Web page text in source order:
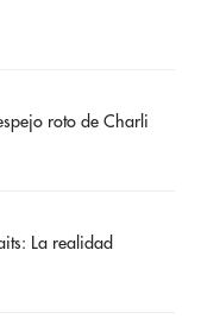
roto de Charli
La realidad